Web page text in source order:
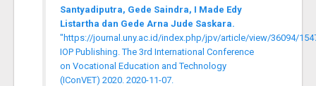
Santyadiputra, Gede Saindra, I Made Edy
Listartha dan Gede Arna Jude Saskara.
"https://journal.uny.ac.id/index.php/jpv/article/view/36094/
IOP Publishing. The 3rd International Conference
on Vocational Education and Technology
(IConVET) 2020. 2020-11-07.